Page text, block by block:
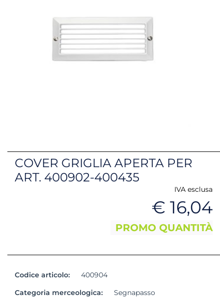
COVER GRIGLIA APERTA PER
ART. 400902-400435
IVA esclusa
€ 16,04
PROMO QUANTITÀ
Codice articolo:
400904
Categoria merceologica:
Segnapasso